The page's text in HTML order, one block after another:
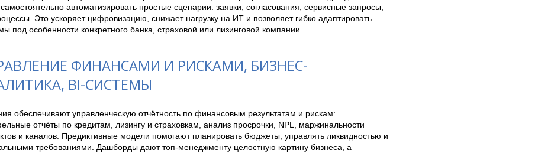
самостоятельно автоматизировать простые сценарии: заявки, согласования, сервисные запросы,
Это ускоряет цифровизацию, снижает нагрузку на ИТ и позволяет гибко адаптировать
под особенности конкретного банка, страховой или лизинговой компании.
ФИНАНСАМИ И РИСКАМИ, БИЗНЕС-
BI-СИСТЕМЫ
обеспечивают управленческую отчётность по финансовым результатам и рискам:
отчёты по кредитам, лизингу и страховкам, анализ просрочки, NPL, маржинальности
и каналов. Предиктивные модели помогают планировать бюджеты, управлять ликвидностью и
требованиями. Дашборды дают топ-менеджменту целостную картину бизнеса, а